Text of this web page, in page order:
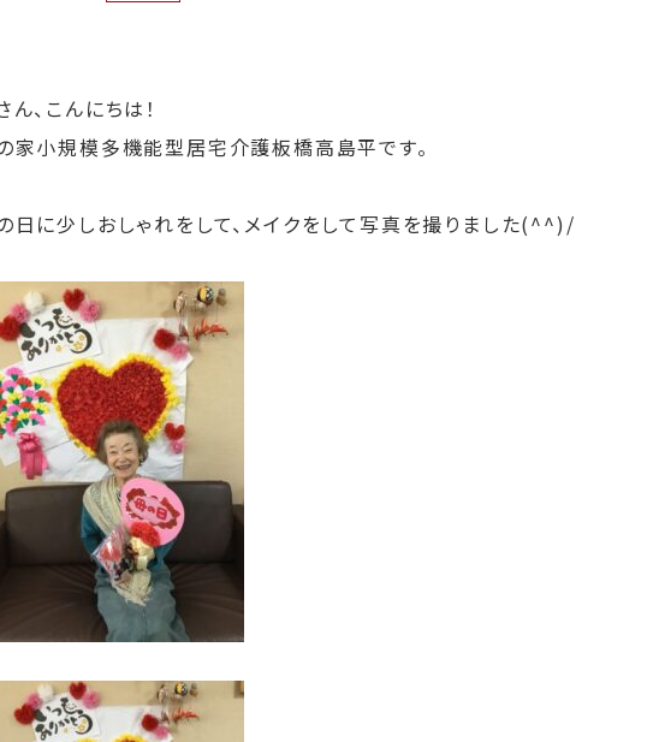
ん、こんにちは！
家小規模多機能型居宅介護板橋高島平です。
日に少しおしゃれをして、メイクをして写真を撮りました(^^)/